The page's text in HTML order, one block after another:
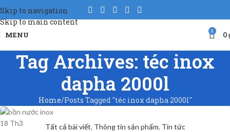
Skip to navigation
Skip to main content
MENU 0 0
Tag Archives: téc inox
dapha 2000l
Home Posts Tagged "téc inox dapha 2000l"
18 Th3 Tất cả bài viết, Thông tin sản phẩm, Tin tức